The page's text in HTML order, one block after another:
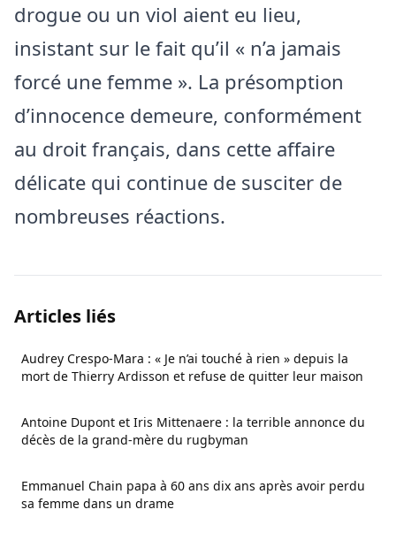
drogue ou un viol aient eu lieu,
insistant sur le fait qu’il « n’a jamais
forcé une femme ». La présomption
d’innocence demeure, conformément
au droit français, dans cette affaire
délicate qui continue de susciter de
nombreuses réactions.
Articles liés
Audrey Crespo-Mara : « Je n’ai touché à rien » depuis la
mort de Thierry Ardisson et refuse de quitter leur maison
Antoine Dupont et Iris Mittenaere : la terrible annonce du
décès de la grand-mère du rugbyman
Emmanuel Chain papa à 60 ans dix ans après avoir perdu
sa femme dans un drame